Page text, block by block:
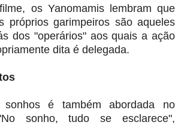
os Yanomamis lembram que
próprios garimpeiros são aqueles
dos "operários" aos quais a ação
dita é delegada.
é também abordada no
sonho, tudo se esclarece",